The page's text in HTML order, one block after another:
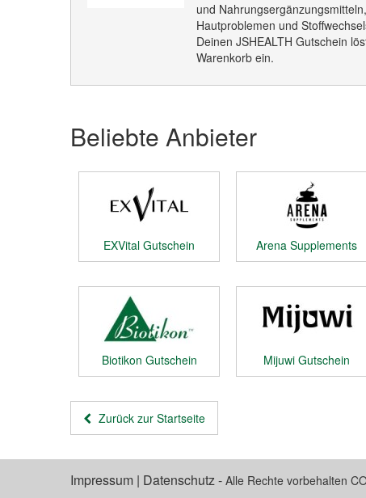
und
Hautproblemen und
Deinen JSHEALTH Gutschein
Warenkorb ein.
Beliebte Anbieter
EXVital Gutschein
Arena Supplements
Gutschein
Biotikon Gutschein Mijuwi Gutschein
Zurück zur Startseite
Impressum | Datenschutz- Alle Rechte vorbehalten